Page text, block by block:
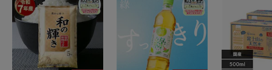
脂濃縮乳、砂糖、卵黄/バニラ香料、(一部に乳成分・卵を含
む)
クラシックアソート(ラムレーズン)：クリーム(生乳(北海
道))、脱脂濃縮乳、砂糖、レーズン、卵黄、粉あめ、ラム
酒、(一部に乳成分・卵を含む)